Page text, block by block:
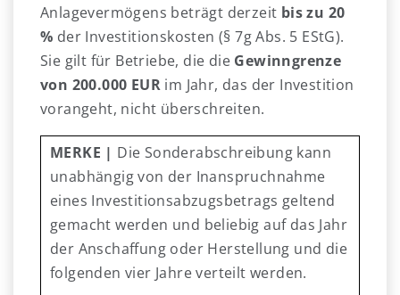
Anlagevermögens beträgt derzeit bis zu 20
% der Investitionskosten (§ 7g Abs. 5 EStG).
Sie gilt für Betriebe, die die Gewinngrenze
von 200.000 EUR im Jahr, das der Investition
vorangeht, nicht überschreiten.
MERKE | Die Sonderabschreibung kann
unabhängig von der Inanspruchnahme
eines Investitionsabzugsbetrags geltend
gemacht werden und beliebig auf das Jahr
der Anschaffung oder Herstellung und die
folgenden vier Jahre verteilt werden.